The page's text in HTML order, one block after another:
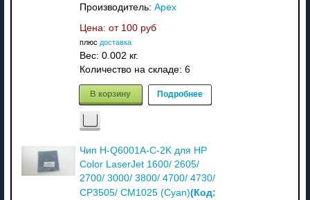
Производитель: Apex
Цена: от 100 руб
плюс доставка
Вес: 0.002 кг.
Количество на складе: 6
В корзину Подробнее
Чип H-Q6001A-C-2K для HP
Color LaserJet 1600/ 2605/
2700/ 3000/ 3800/ 4700/ 4730/
CP3505/ CM1025 (Cyan)(Код: